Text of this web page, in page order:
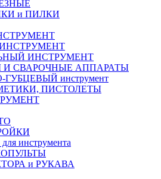
и ПИЛКИ
ИНСТРУМЕНТ
И СВАРОЧНЫЕ АППАРАТЫ
инструмент
ПИСТОЛЕТЫ
инструмента
и РУКАВА